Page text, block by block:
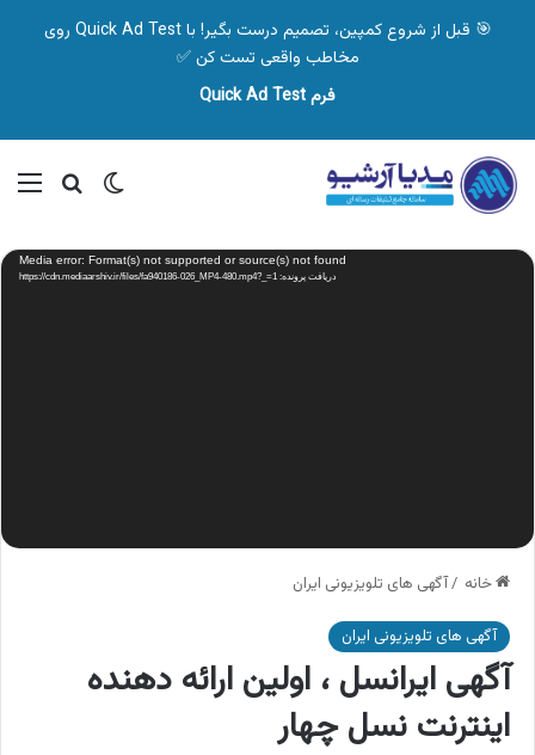
🎯 قبل از شروع کمپین، تصمیم درست بگیر! با Quick Ad Test روی
مخاطب واقعی تست کن ✅
فرم Quick Ad Test
تغییر پوسته
نمایشگر
ویدیو Media error: Format(s) not supported or source(s) not found
دریافت پرونده: https://cdn.mediaarshiv.ir/files/fa940186-026_MP4-480.mp4?_=1
خانه /آگهی های تلویزیونی ایران
آگهی های تلویزیونی ایران
آگهی ایرانسل ، اولین ارائه دهنده
اینترنت نسل چهار